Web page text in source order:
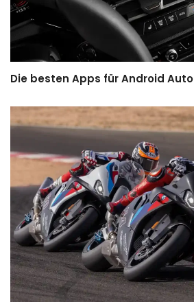
Die besten Apps für Android Auto